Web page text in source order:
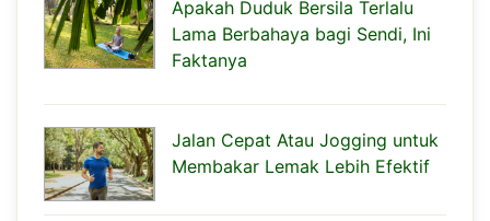
Apakah Duduk Bersila Terlalu
Lama Berbahaya bagi Sendi, Ini
Faktanya
Jalan Cepat Atau Jogging untuk
Membakar Lemak Lebih Efektif